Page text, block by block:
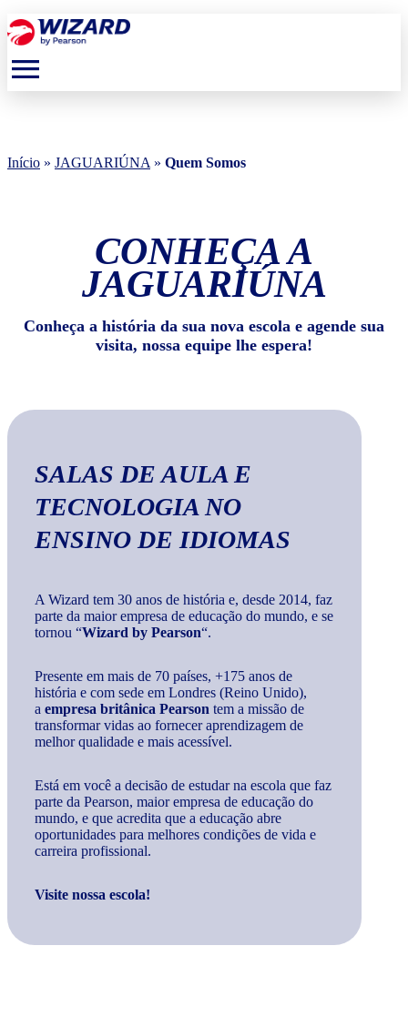
menu
Início » JAGUARIÚNA » Quem Somos
CONHEÇA A
JAGUARIÚNA
Conheça a história da sua nova escola e agende sua
visita, nossa equipe lhe espera!
SALAS DE AULA E
TECNOLOGIANO
ENSINO DE IDIOMAS
A Wizard tem 30 anos de história e, desde 2014, faz
parte da maior empresa de educação do mundo, e se
tornou “Wizard by Pearson“.
Presente em mais de 70 países, +175 anos de
história e com sede em Londres (Reino Unido),
a empresa britânica Pearson tem a missão de
transformar vidas ao fornecer aprendizagem de
melhor qualidade e mais acessível.
Está em você a decisão de estudar na escola que faz
parte da Pearson, maior empresa de educação do
mundo, e que acredita que a educação abre
oportunidades para melhores condições de vida e
carreira profissional.
Visite nossa escola!